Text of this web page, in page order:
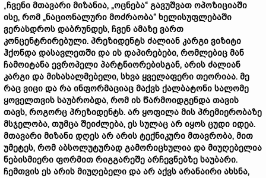
„ჩვენი მთავარი მიზანია, „ოცნება“ გავუშვათ ოპოზიციაში
ისე, რომ „ნაციონალური მოძრაობა“ ხელისუფლებაში
ვერასდროს დაბრუნდეს, ჩვენ ამაზე ვართ
კონცენტრირებული. პრეზიდენტს ძალიან კარგი ვიზიტი
ჰქონდა დასავლეთში და ის დაპირებები, რომლებიც მან
ჩამოიტანა ევროპელი პარტნიორებისგან, არის ძალიან
კარგი და მისასალმებელი, სხვა ყველაფერი თეორიაა. მე
რაც ვიცი და რა ინფორმაციაც მაქვს ქალბატონი სალომე
ყოველთვის საუბრობდა, რომ ის წარმოიდგენდა თავის
თავს, როგორც პრეზიდენტს. არ ყოფილა მის პრემიერობაზე
მსჯელობა, თუმცა შეიძლება, ეს სულაც არ იყოს ცუდი იდეა.
მთავარი მიზანი დღეს არ არის ტექნიკური მთავრობა, მით
უმეტეს, რომ აბსოლუტურად გამორიცხულია და მიუღებელია
ნებისმიერი ფორმით რიგგარეშე არჩევნებზე საუბარი.
ჩემთვის ეს არის მიუღებელი და არ აქვს არანაირი ახსნა,